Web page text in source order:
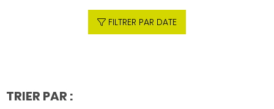
FILTRER PAR DATE
TRIER PAR :